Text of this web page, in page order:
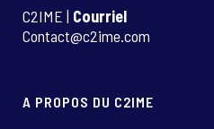
C2IME | Courriel
Contact@c2ime.com
A PROPOS DU C2IME